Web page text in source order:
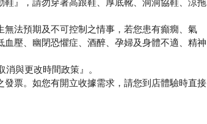
法預期及不可控制之情事，若您患有癲癇、氣
壓、幽閉恐懼症、酒醉、孕婦及身體不適、精神
與更改時間政策』。
票。如您有開立收據需求，請您到店體驗時直接